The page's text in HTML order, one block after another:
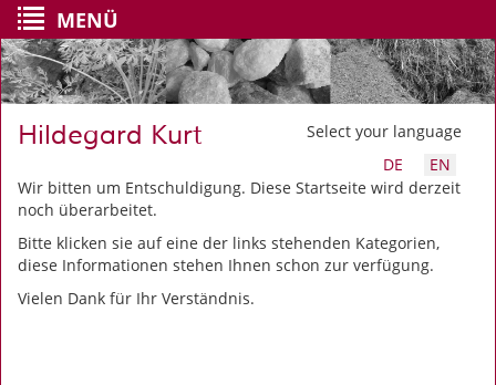
MENÜ
Hildegard Kurt
Select your language
DE
EN
Wir bitten um Entschuldigung. Diese Startseite wird derzeit
noch überarbeitet.
Bitte klicken sie auf eine der links stehenden Kategorien,
diese Informationen stehen Ihnen schon zur verfügung.
Vielen Dank für Ihr Verständnis.